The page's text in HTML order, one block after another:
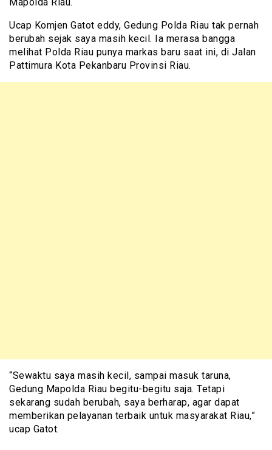
Ucap Komjen Gatot eddy, Gedung Polda Riau tak pernah
berubah sejak saya masih kecil. Ia merasa bangga
melihat Polda Riau punya markas baru saat ini, di Jalan
Pattimura Kota Pekanbaru Provinsi Riau.
“Sewaktu saya masih kecil, sampai masuk taruna,
Gedung Mapolda Riau begitu-begitu saja. Tetapi
sekarang sudah berubah, saya berharap, agar dapat
memberikan pelayanan terbaik untuk masyarakat Riau,”
ucap Gatot.